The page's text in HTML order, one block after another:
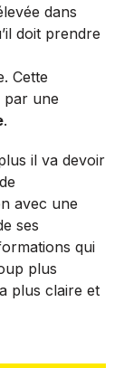
dans
doit prendre
Cette
par une
.
il va devoir
avec une
ses
qui
plus
plus claire et